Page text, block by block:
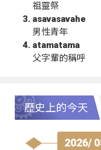
祖靈祭
asavasavahe
男性青年
atamatama
父字輩的稱呼
歷史上的今天
2026/